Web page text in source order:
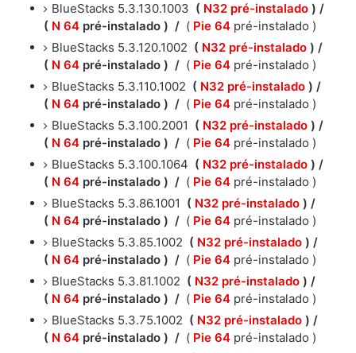
BlueStacks 5.3.130.1003 ( N32 pré-instalado ) /
( N 64 pré-instalado ) / ( Pie 64 pré-instalado )
BlueStacks 5.3.120.1002 ( N32 pré-instalado ) /
( N 64 pré-instalado ) / ( Pie 64 pré-instalado )
BlueStacks 5.3.110.1002 ( N32 pré-instalado ) /
( N 64 pré-instalado ) / ( Pie 64 pré-instalado )
BlueStacks 5.3.100.2001 ( N32 pré-instalado ) /
( N 64 pré-instalado ) / ( Pie 64 pré-instalado )
BlueStacks 5.3.100.1064 ( N32 pré-instalado ) /
( N 64 pré-instalado ) / ( Pie 64 pré-instalado )
BlueStacks 5.3.86.1001 ( N32 pré-instalado ) /
( N 64 pré-instalado ) / ( Pie 64 pré-instalado )
BlueStacks 5.3.85.1002 ( N32 pré-instalado ) /
( N 64 pré-instalado ) / ( Pie 64 pré-instalado )
BlueStacks 5.3.81.1002 ( N32 pré-instalado ) /
( N 64 pré-instalado ) / ( Pie 64 pré-instalado )
BlueStacks 5.3.75.1002 ( N32 pré-instalado ) /
( N 64 pré-instalado ) / ( Pie 64 pré-instalado )